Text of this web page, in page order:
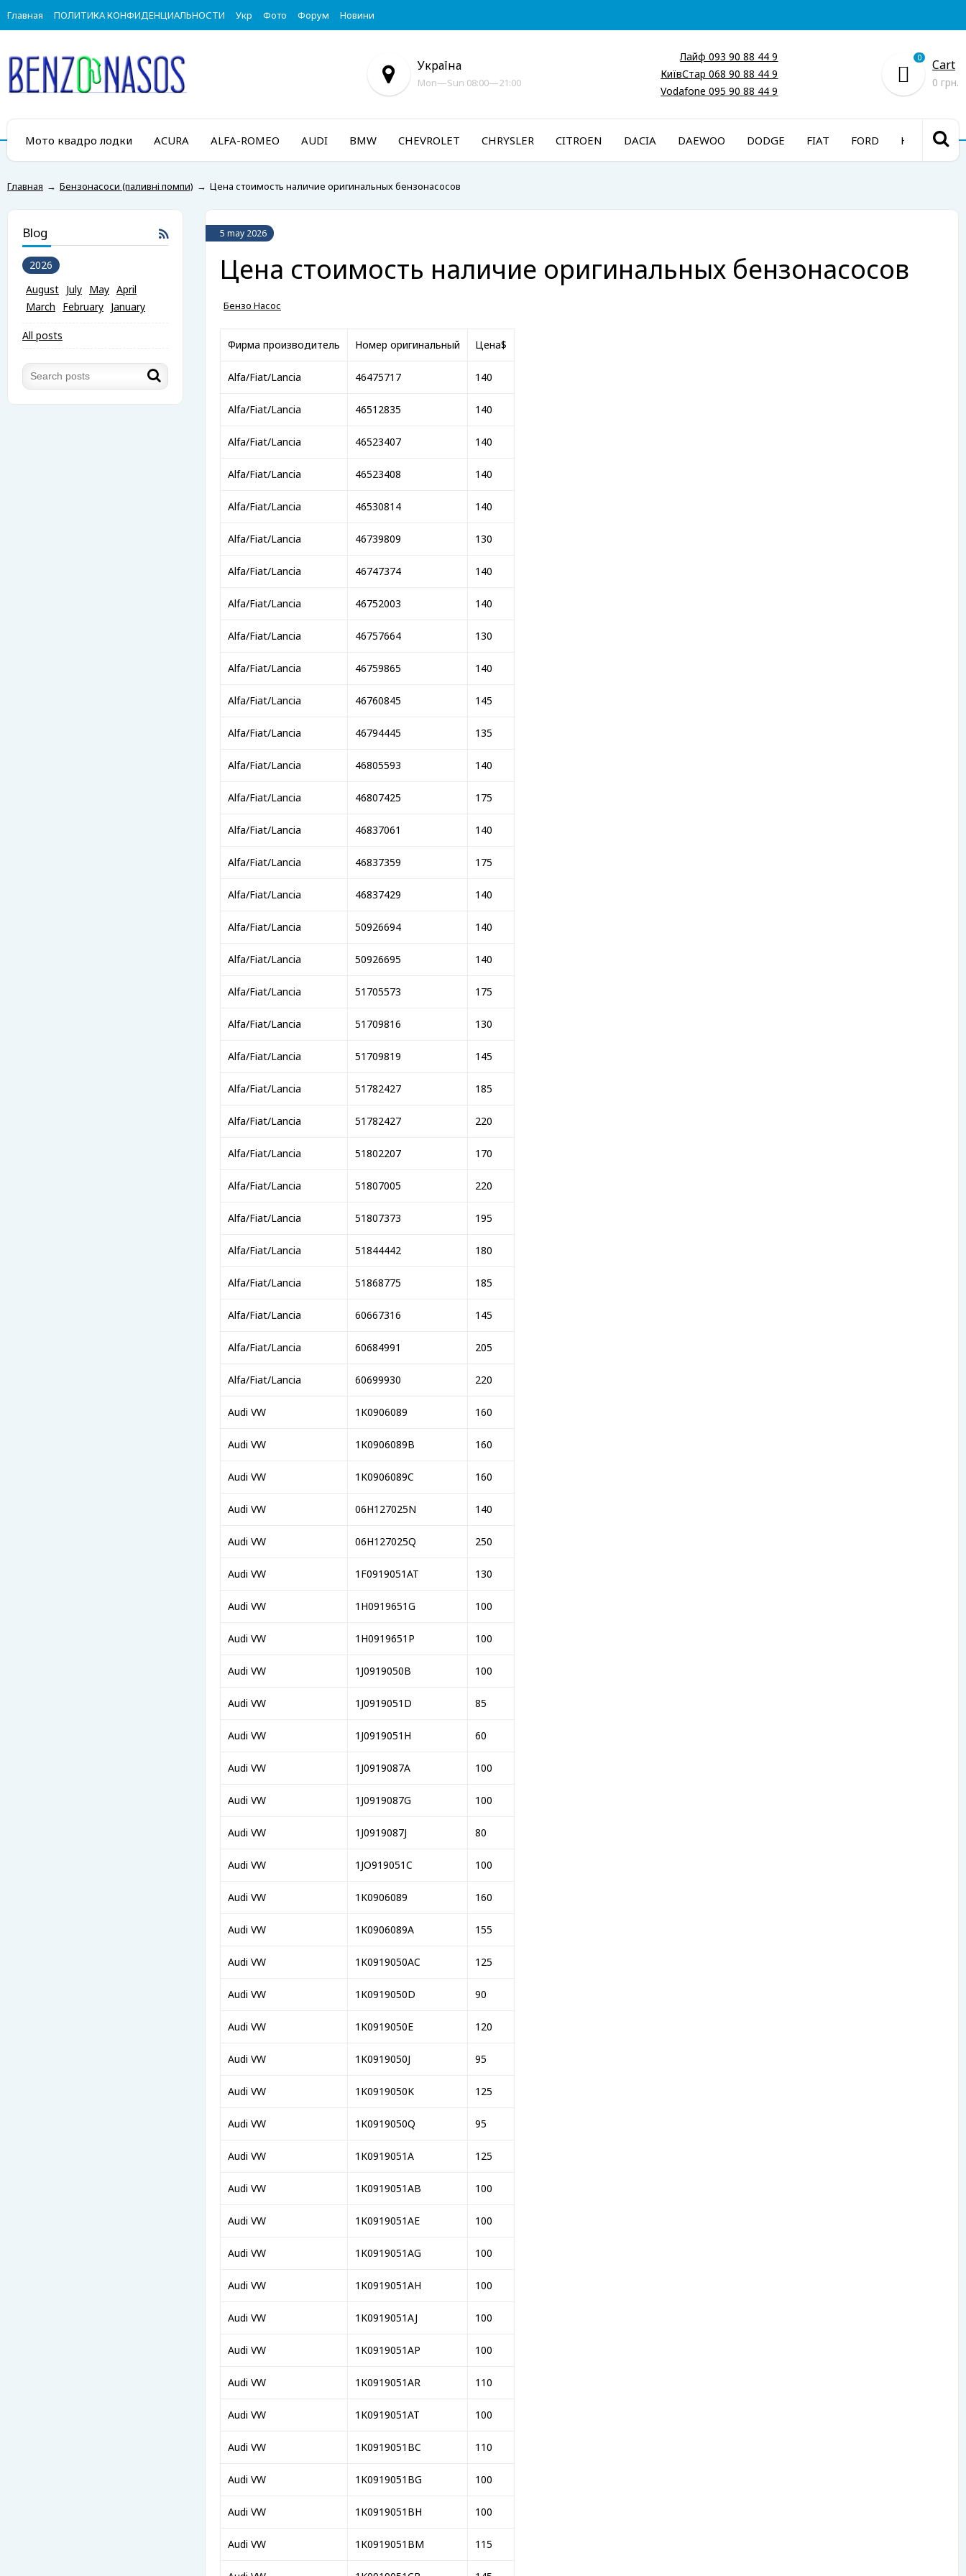
Главная ПОЛИТИКА КОНФИДЕНЦИАЛЬНОСТИ Укр Фото Форум Новини
Україна
Mon—Sun 08:00—21:00
Лайф 093 90 88 44 9
КиївСтар 068 90 88 44 9
Vodafone 095 90 88 44 9
0 Cart
0 грн.
Мото квадро лодки ACURA ALFA-ROMEO AUDI BMW CHEVROLET CHRYSLER CITROEN DACIA DAEWOO DODGE FIAT FORD HONDA
Главная → Бензонасоси (паливні помпи) → Цена стоимость наличие оригинальных бензонасосов
Blog
2026
August July May April
March
February January
All posts
5 may 2026
Цена стоимость наличие оригинальных бензонасосов
Бензо Насос
Фирма производитель Номер оригинальный Цена$
Alfa/Fiat/Lancia 46475717 140
Alfa/Fiat/Lancia 46512835 140
Alfa/Fiat/Lancia 46523407 140
Alfa/Fiat/Lancia 46523408 140
Alfa/Fiat/Lancia 46530814 140
Alfa/Fiat/Lancia 46739809 130
Alfa/Fiat/Lancia 46747374 140
Alfa/Fiat/Lancia 46752003 140
Alfa/Fiat/Lancia 46757664 130
Alfa/Fiat/Lancia 46759865 140
Alfa/Fiat/Lancia 46760845 145
Alfa/Fiat/Lancia 46794445 135
Alfa/Fiat/Lancia 46805593 140
Alfa/Fiat/Lancia 46807425 175
Alfa/Fiat/Lancia 46837061 140
Alfa/Fiat/Lancia 46837359 175
Alfa/Fiat/Lancia 46837429 140
Alfa/Fiat/Lancia 50926694 140
Alfa/Fiat/Lancia 50926695 140
Alfa/Fiat/Lancia 51705573 175
Alfa/Fiat/Lancia 51709816 130
Alfa/Fiat/Lancia 51709819 145
Alfa/Fiat/Lancia 51782427 185
Alfa/Fiat/Lancia 51782427 220
Alfa/Fiat/Lancia 51802207 170
Alfa/Fiat/Lancia 51807005 220
Alfa/Fiat/Lancia 51807373 195
Alfa/Fiat/Lancia 51844442 180
Alfa/Fiat/Lancia 51868775 185
Alfa/Fiat/Lancia 60667316 145
Alfa/Fiat/Lancia 60684991 205
Alfa/Fiat/Lancia 60699930 220
Audi VW 1K0906089 160
Audi VW 1K0906089B 160
Audi VW 1K0906089C 160
Audi VW 06H127025N 140
Audi VW 06H127025Q 250
Audi VW 1F0919051AT 130
Audi VW 1H0919651G 100
Audi VW 1H0919651P 100
Audi VW 1J0919050B 100
Audi VW 1J0919051D 85
Audi VW 1J0919051H 60
Audi VW 1J0919087A 100
Audi VW 1J0919087G 100
Audi VW 1J0919087J 80
Audi VW 1JO919051C 100
Audi VW 1K0906089 160
Audi VW 1K0906089A 155
Audi VW 1K0919050AC 125
Audi VW 1K0919050D 90
Audi VW 1K0919050E 120
Audi VW 1K0919050J 95
Audi VW 1K0919050K 125
Audi VW 1K0919050Q 95
Audi VW 1K0919051A 125
Audi VW 1K0919051AB 100
Audi VW 1K0919051AE 100
Audi VW 1K0919051AG 100
Audi VW 1K0919051AH 100
Audi VW 1K0919051AJ 100
Audi VW 1K0919051AP 100
Audi VW 1K0919051AR 110
Audi VW 1K0919051AT 100
Audi VW 1K0919051BC 110
Audi VW 1K0919051BG 100
Audi VW 1K0919051BH 100
Audi VW 1K0919051BM 115